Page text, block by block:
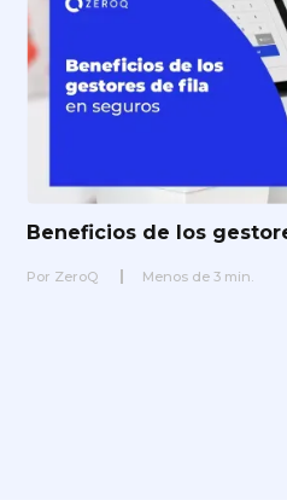
Beneficios de los
Por ZeroQ Menos de 3 min.